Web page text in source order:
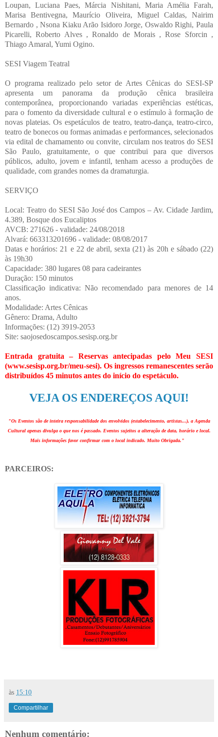
Loupan, Luciana Paes, Márcia Nishitani, Maria Amélia Farah,
Marisa Bentivegna, Maurício Oliveira, Miguel Caldas, Nairim
Bernardo , Nsona Kiaku Arão Isidoro Jorge, Oswaldo Righi, Paula
Picarelli, Roberto Alves , Ronaldo de Morais , Rose Sforcin ,
Thiago Amaral, Yumi Ogino.
SESI Viagem Teatral
O programa realizado pelo setor de Artes Cênicas do SESI-SP
apresenta um panorama da produção cênica brasileira
contemporânea, proporcionando variadas experiências estéticas,
para o fomento da diversidade cultural e o estímulo à formação de
novas plateias. Os espetáculos de teatro, teatro-dança, teatro-circo,
teatro de bonecos ou formas animadas e performances, selecionados
via edital de chamamento ou convite, circulam nos teatros do SESI
São Paulo, gratuitamente, o que contribui para que diversos
públicos, adulto, jovem e infantil, tenham acesso a produções de
qualidade, com grandes nomes da dramaturgia.
SERVIÇO
Local: Teatro do SESI São José dos Campos – Av. Cidade Jardim,
4.389, Bosque dos Eucaliptos
AVCB: 271626 - validade: 24/08/2018
Alvará: 663313201696 - validade: 08/08/2017
Datas e horários: 21 e 22 de abril, sexta (21) às 20h e sábado (22)
às 19h30
Capacidade: 380 lugares 08 para cadeirantes
Duração: 150 minutos
Classificação indicativa: Não recomendado para menores de 14
anos.
Modalidade: Artes Cênicas
Gênero: Drama, Adulto
Informações: (12) 3919-2053
Site: saojosedoscampos.sesisp.org.br
Entrada gratuita – Reservas antecipadas pelo Meu SESI
(www.sesisp.org.br/meu-sesi). Os ingressos remanescentes serão
distribuídos 45 minutos antes do início do espetáculo.
VEJA OS ENDEREÇOS AQUI!
"Os Eventos são de inteira responsabilidade dos envolvidos (estabelecimento, artistas...), a Agenda
Cultural apenas divulga o que nos é passado. Eventos sujeitos a alteração de data, horário e local.
Mais informações favor confirmar com o local indicado. Muito Obrigada."
PARCEIROS:
às 15:10
Compartilhar
Nenhum comentário: